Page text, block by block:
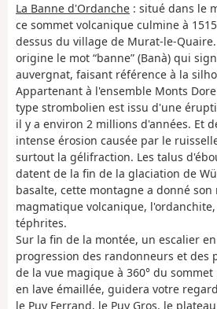
La Banne d'Ordanche : situé dans le
ce sommet volcanique culmine à
dessus du village de Murat-le-
origine le mot “banne” (Banà) qui
auvergnat, faisant référence à la
Appartenant à l'ensemble Monts
type strombolien est issu d'une
il y a environ 2 millions d'années. Et
intense érosion causée par le
surtout la gélifraction. Les talus
datent de la fin de la glaciation de
basalte, cette montagne a donné son
magmatique volcanique,
téphrites.
Sur la fin de la montée, un escalier
progression des randonneurs et des
de la vue magique à 360° du sommet
en lave émaillée, guidera votre
le Puy Ferrand, le Puy Gros, le